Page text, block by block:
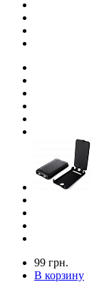
99 грн.
В корзину